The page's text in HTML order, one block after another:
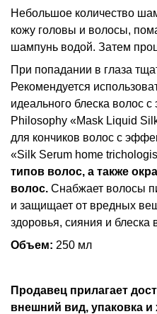
Небольшое количество
кожу головы и волосы,
шампунь водой. Затем
При попадании в глаза
Рекомендуется
идеального блеска волос
Philosophy «Mask Liquid
для кончиков волос с
«Silk Serum home
типов волос, а также
волос. Снабжает волосы
и защищает от вредных
здоровья, сияния и блеска
Объем: 250 мл
Продавец прилагает
внешний вид, упаковка и